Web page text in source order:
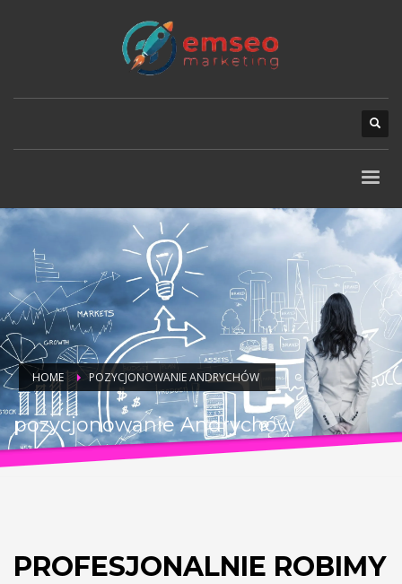
HOME POZYCJONOWANIE ANDRYCHÓW
pozycjonowanie Andrychów
PROFESJONALNIE ROBIMY